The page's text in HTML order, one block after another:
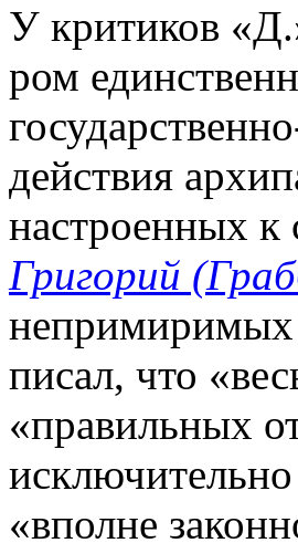
У критиков
ром
действия
настроенных к
Григорий
непримиримых
писал, что
«правильных
«вполне